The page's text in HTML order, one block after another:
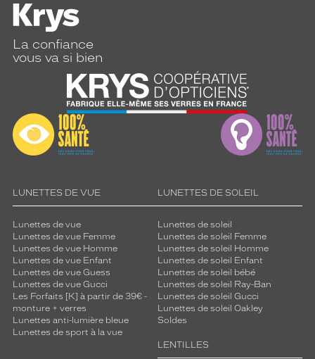
La confiance
vous va si bien
LUNETTES DE VUE
Lunettes de vue
Lunettes de vue Femme
Lunettes de vue Homme
Lunettes de vue Enfant
Lunettes de vue Guess
Lunettes de vue Gucci
Les Forfaits [K] à partir de 39€ -
monture + verres
Lunettes anti-lumière bleue
Lunettes de sport à la vue
LUNETTES DE SOLEIL
Lunettes de soleil
Lunettes de soleil Femme
Lunettes de soleil Homme
Lunettes de soleil Enfant
Lunettes de soleil bébé
Lunettes de soleil Ray-Ban
Lunettes de soleil Gucci
Lunettes de soleil Oakley
Soldes
LENTILLES